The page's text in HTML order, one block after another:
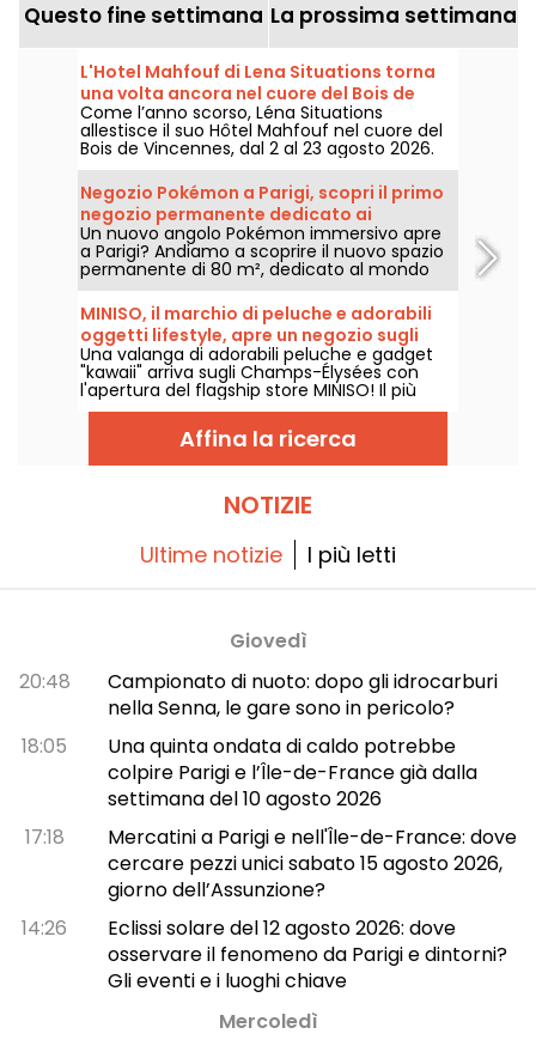
Questo fine settimana La prossima settimana
L'Hotel Mahfouf di Lena Situations torna
una volta ancora nel cuore del Bois de
Vincennes
Come l’anno scorso, Léna Situations
allestisce il suo Hôtel Mahfouf nel cuore del
Bois de Vincennes, dal 2 al 23 agosto 2026.
Un angolo rilassato ed estivo, tra vlogs di
agosto, shopping, leccornie vegetariane e
relax, con una nota di nostalgia.
Negozio Pokémon a Parigi, scopri il primo
negozio permanente dedicato ai
Pokémon in foto
Un nuovo angolo Pokémon immersivo apre
a Parigi? Andiamo a scoprire il nuovo spazio
permanente di 80 m², dedicato al mondo
delle famose creature, nel negozio Le Coin
des Barons, situato in rue de Rivoli nel 1°
arrondissement. Dal 28 marzo 2025, questo
angolo unico attende collezionisti e
appassionati.
MINISO, il marchio di peluche e adorabili
oggetti lifestyle, apre un negozio sugli
Champs-Élysées
Una valanga di adorabili peluche e gadget
"kawaii" arriva sugli Champs-Élysées con
l'apertura del flagship store MINISO! Il più
grande negozio del marchio lifestyle invita i
fan dei peluche e i collezionisti incalliti a
(ri)scoprire i suoi irresistibili prodotti,
attraverso una vasta gamma di universi e
Affina la ricerca
NOTIZIE
Ultime notizie I più letti
Giovedì
20:48
Campionato di nuoto: dopo gli idrocarburi
nella Senna, le gare sono in pericolo?
18:05
Una quinta ondata di caldo potrebbe
colpire Parigi e l’Île-de-France già dalla
settimana del 10 agosto 2026
17:18
Mercatini a Parigi e nell'Île-de-France: dove
cercare pezzi unici sabato 15 agosto 2026,
giorno dell’Assunzione?
14:26
Eclissi solare del 12 agosto 2026: dove
osservare il fenomeno da Parigi e dintorni?
Gli eventi e i luoghi chiave
Mercoledì